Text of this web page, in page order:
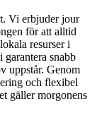
Vi erbjuder jour
för att alltid
resurser i
garantera snabb
uppstår. Genom
och flexibel
gäller morgonens